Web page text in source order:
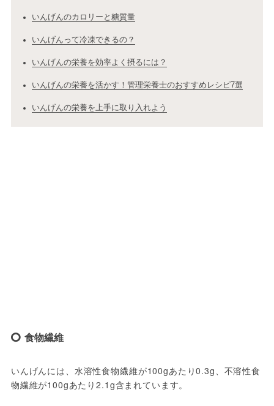
いんげんのカロリーと糖質量
いんげんって冷凍できるの？
いんげんの栄養を効率よく摂るには？
いんげんの栄養を活かす！管理栄養士のおすすめレシピ7選
いんげんの栄養を上手に取り入れよう
食物繊維
いんげんには、水溶性食物繊維が100gあたり0.3g、不溶性食
物繊維が100gあたり2.1g含まれています。